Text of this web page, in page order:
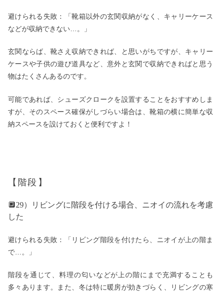
避けられる失敗：「靴箱以外の玄関収納がなく、キャリーケース
などが収納できない…。」
玄関ならば、靴さえ収納できれば、と思いがちですが、キャリー
ケースや子供の遊び道具など、意外と玄関で収納できればと思う
物はたくさんあるのです。
可能であれば、シューズクロークを設置することをおすすめしま
すが、そのスペース確保がしづらい場合は、靴箱の横に簡単な収
納スペースを設けておくと便利ですよ！
【階段】
🔲29）リビングに階段を付ける場合、ニオイの流れを考慮
した
避けられる失敗：「リビング階段を付けたら、ニオイが上の階ま
で…。」
階段を通じて、料理の匂いなどが上の階にまで充満することも
多々あります。また、冬は特に暖房が効きづらく、リビングの寒